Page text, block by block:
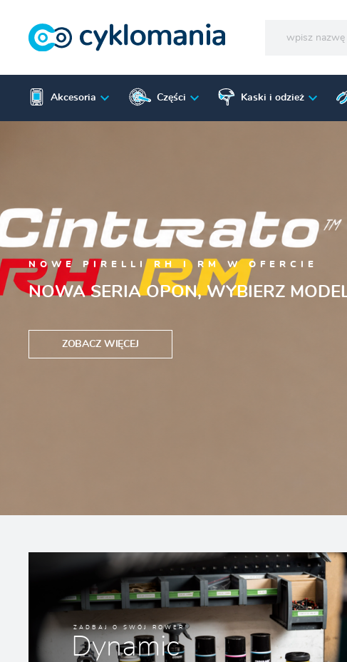
Akcesoria Części Kaski i odzież
SCHWALBE CLIK
NOWY SYSTEM WENTYLI CLIK VALVE
ZOBACZ WIĘCEJ
ZADBAJ O SWÓJ ROWER!
Dynamic